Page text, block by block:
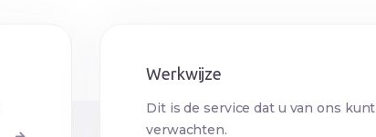
Werkwijze
Dit is de service dat u van ons kunt
verwachten.